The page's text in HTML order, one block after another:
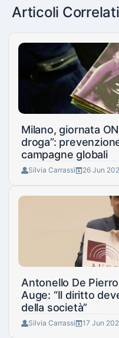
Articoli Correlati
Milano, giornata
droga”:
campagne globali
Silvia Carrassi 26 Jun
Antonello De
Auge: “Il diritto
della società”
Silvia Carrassi 17 Jun